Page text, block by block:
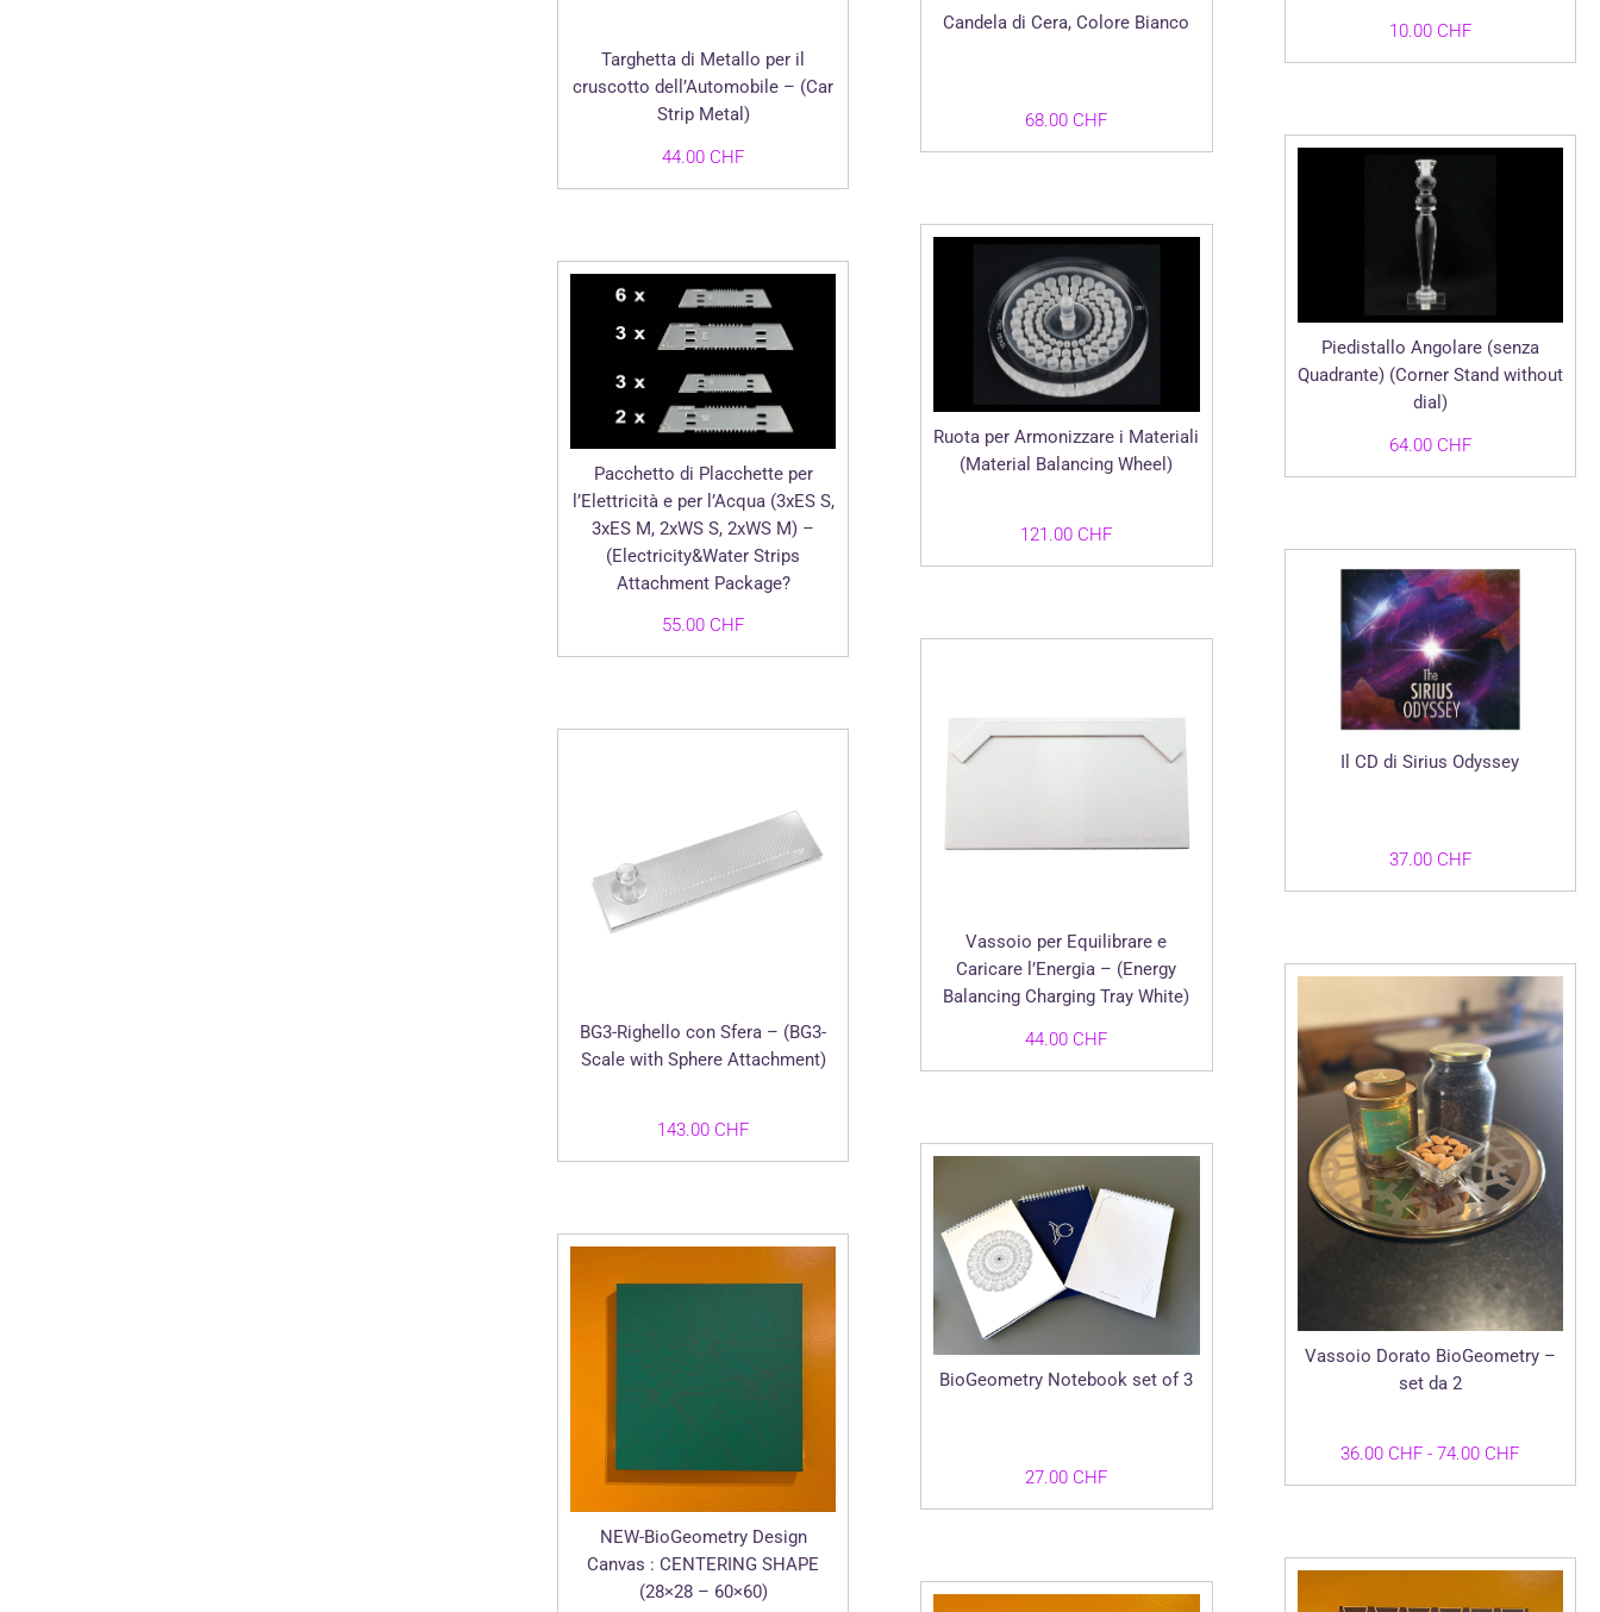
10.00 CHF
Targhetta di Metallo per il
cruscotto dell’Automobile – (Car
Strip Metal)
44.00 CHF
Candela di Cera, Colore Bianco
68.00 CHF
Piedistallo Angolare (senza
Quadrante) (Corner Stand without
dial)
64.00 CHF
Ruota per Armonizzare i Materiali
(Material Balancing Wheel)
121.00 CHF
Pacchetto di Placchette per
l’Elettricità e per l’Acqua (3xES S,
3xES M, 2xWS S, 2xWS M) –
(Electricity&Water Strips
Attachment Package?
55.00 CHF
Il CD di Sirius Odyssey
37.00 CHF
Vassoio per Equilibrare e
Caricare l’Energia – (Energy
Balancing Charging Tray White)
44.00 CHF
BG3-Righello con Sfera – (BG3-
Scale with Sphere Attachment)
143.00 CHF
Vassoio Dorato BioGeometry –
set da 2
36.00 CHF - 74.00 CHFFascia
di
36.00 CHF
a
BioGeometry Notebook set of 3
27.00 CHF
NEW-BioGeometry Design
Canvas : CENTERING SHAPE
(28×28 – 60×60)